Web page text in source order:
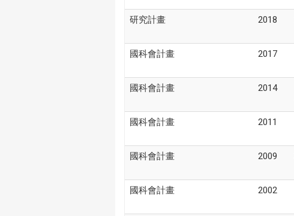
研究計畫 2018
國科會計畫
2017
國科會計畫 2014
國科會計畫 2011
國科會計畫 2009
國科會計畫 2002